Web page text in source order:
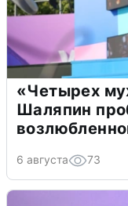
«Четырех
Шаляпин
6 августа 73